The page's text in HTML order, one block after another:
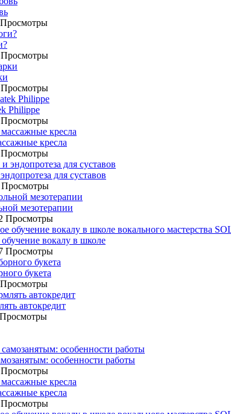
Philippe
кресла
для суставов
Просмотры
мезотерапии
Просмотры
вокалу в школе
Просмотры
букета
автокредит
особенности работы
кресла